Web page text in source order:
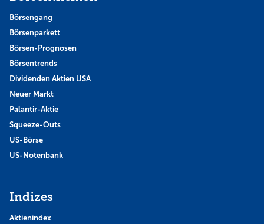
Börsengang
Börsenparkett
Börsen-Prognosen
Börsentrends
Dividenden Aktien USA
Neuer Markt
Palantir-Aktie
Squeeze-Outs
US-Börse
US-Notenbank
Indizes
Aktienindex